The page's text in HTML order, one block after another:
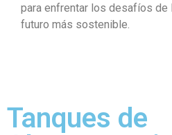
para enfrentar los desafíos de
futuro más sostenible.
Tanques de